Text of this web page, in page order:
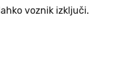
voznik izključi.